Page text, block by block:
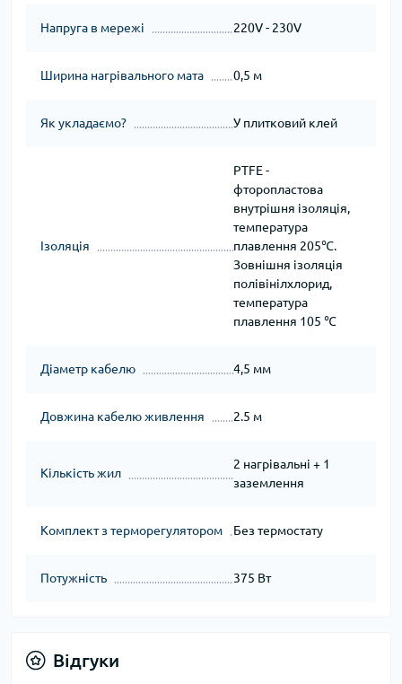
Напруга в мережі 220V - 230V
Ширина нагрівального мата 0,5 м
Як укладаємо? У плитковий клей
Ізоляція
PTFE -
фторопластова
внутрішня ізоляція,
температура
плавлення 205℃.
Зовнішня ізоляція
полівінілхлорид,
температура
плавлення 105 ℃
Діаметр кабелю 4,5 мм
Довжина кабелю живлення 2.5 м
Кількість жил
2 нагрівальні + 1
заземлення
Комплект з терморегулятором Без термостату
Потужність 375 Вт
Відгуки